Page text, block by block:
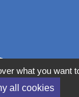
what you want
all cookies